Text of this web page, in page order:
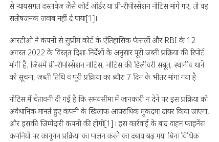
से न्यायसंगत दस्तावेज जैसे कोर्ट ऑर्डर या प्री-रीपोस्सेशन नोटिस मांगे गए, तो वह
संतोषजनक जवाब नहीं दे पाया[1]।
आरटीओ ने कंपनी से सुप्रीम कोर्ट के ऐतिहासिक फैसलों और RBI के 12
अगस्त 2022 के विस्तृत दिशा-निर्देशों के अनुसार पूरी जब्ती प्रक्रिया की रिपोर्ट
मांगी है, जिसमें प्री-रीपोस्सेशन नोटिस, नोटिस की डिलीवरी सबूत, स्थानीय थाने
को सूचना, जब्ती तिथि व पूरी प्रक्रिया का ब्यौरा 7 दिन के भीतर मांगा गया है
नोटिस में चेतावनी दी गई है कि समयसीमा में जानकारी न देने पर इस प्रक्रिया को
अवैधानिक मानते हुए कंपनी के खिलाफ आपराधिक मुकदमा दायर किया जाएगा,
और इसकी जिम्मेदारी कंपनी की होगी[1]। इस कार्रवाई के बाद वाहन फाइनेंस
कंपनियों पर कानूनन प्रक्रिया का पालन करने का दबाव बढ़ गया बिना विधिक